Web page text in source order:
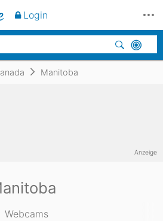
Manitoba
Webcams
Anzeige
Login